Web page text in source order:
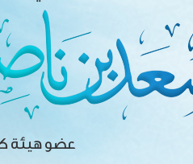
عضو هيئة